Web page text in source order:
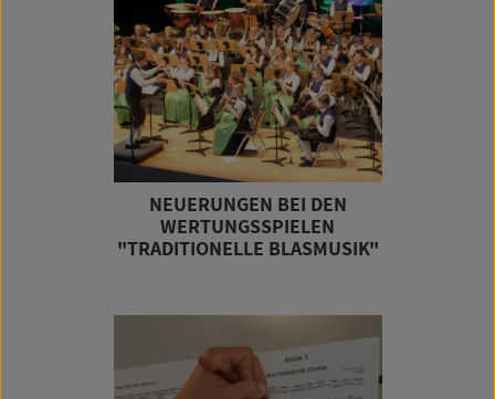
NEUERUNGEN BEI DEN
WERTUNGSSPIELEN
"TRADITIONELLE BLASMUSIK"